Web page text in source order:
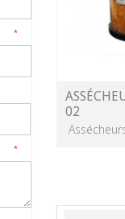
*
*
02